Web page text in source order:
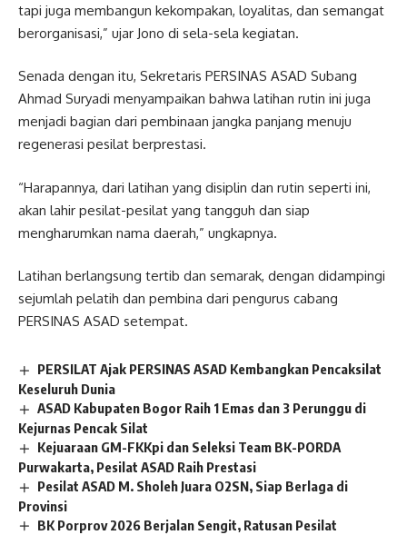
tapi juga membangun kekompakan, loyalitas, dan semangat
berorganisasi,” ujar Jono di sela-sela kegiatan.
Senada dengan itu, Sekretaris PERSINAS ASAD Subang
Ahmad Suryadi menyampaikan bahwa latihan rutin ini juga
menjadi bagian dari pembinaan jangka panjang menuju
regenerasi pesilat berprestasi.
“Harapannya, dari latihan yang disiplin dan rutin seperti ini,
akan lahir pesilat-pesilat yang tangguh dan siap
mengharumkan nama daerah,” ungkapnya.
Latihan berlangsung tertib dan semarak, dengan didampingi
sejumlah pelatih dan pembina dari pengurus cabang
PERSINAS ASAD setempat.
PERSILAT Ajak PERSINAS ASAD Kembangkan Pencaksilat
Keseluruh Dunia
ASAD Kabupaten Bogor Raih 1 Emas dan 3 Perunggu di
Kejurnas Pencak Silat
Kejuaraan GM-FKKpi dan Seleksi Team BK-PORDA
Purwakarta, Pesilat ASAD Raih Prestasi
Pesilat ASAD M. Sholeh Juara O2SN, Siap Berlaga di
Provinsi
BK Porprov 2026 Berjalan Sengit, Ratusan Pesilat